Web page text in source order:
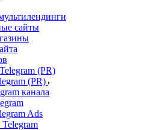
сайты
(PR)
канала
Ads